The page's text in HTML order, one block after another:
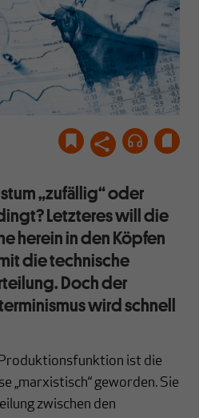
istock.com/gopixa
„zufällig“ oder
Letzteres will die
herein in den Köpfen
die technische
Doch der
wird schnell
ist die
„marxistisch“ geworden. Sie
zwischen den